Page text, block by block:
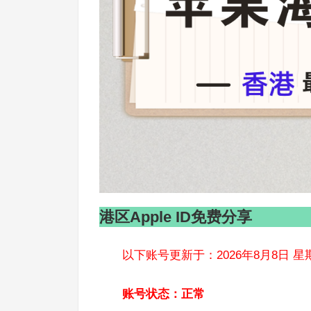
港区Apple ID免费分享
以下账号更新于：2026年8月8日 星
账号状态：正常